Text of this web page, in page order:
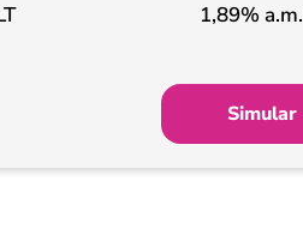
1,89% a.m.
Simular